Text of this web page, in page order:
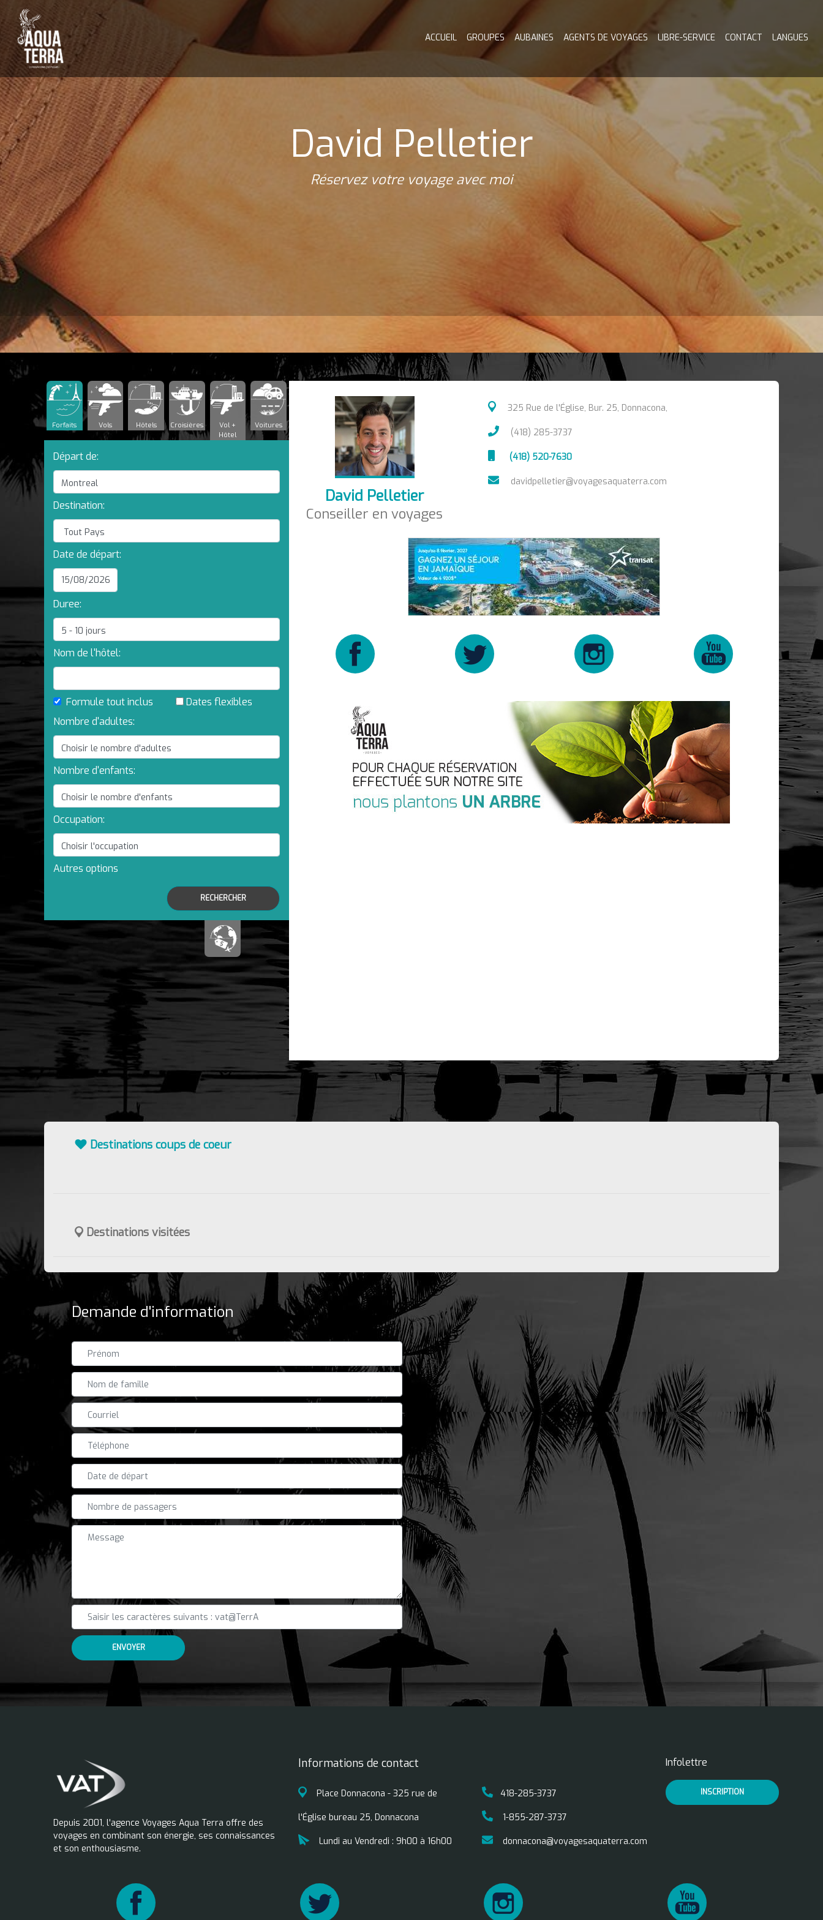
ACCUEIL GROUPES AUBAINES AGENTS DE VOYAGES LIBRE-SERVICE CONTACT LANGUES
David Pelletier
Réservez votre voyage avec moi
Forfaits Vols Hôtels Croisières
Vol +
Hôtel
Voitures
Départ de:
Destination:
Date de départ:
Duree:
Nom de l'hôtel:
Formule tout inclus
Dates flexibles
Nombre d'adultes:
Nombre d'enfants:
Occupation:
Autres options
RECHERCHER
David Pelletier
Conseiller en voyages
325 Rue de l'Église, Bur. 25, Donnacona,
(418) 285-3737
(418) 520-7630
davidpelletier@voyagesaquaterra.com
Destinations coups de coeur
Destinations visitées
Demande d'information
ENVOYER
Depuis 2001, l'agence Voyages Aqua Terra offre des
voyages en combinant son énergie, ses connaissances
et son enthousiasme.
Informations de contact
Place Donnacona - 325 rue de
l'Église bureau 25, Donnacona
Lundi au Vendredi : 9h00 à 16h00
418-285-3737
1-855-287-3737
donnacona@voyagesaquaterra.com
Infolettre
INSCRIPTION